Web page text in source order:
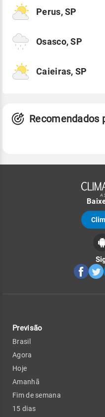
Perus, SP
Osasco, SP
Caieiras, SP
Recomendados
Previsão
Brasil
Agora
Hoje
Amanhã
Fim de semana
15 dias